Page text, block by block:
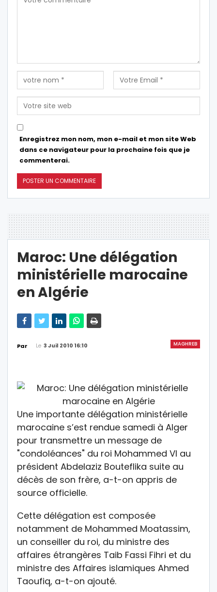
Enregistrez mon nom, mon e-mail et mon site Web
dans ce navigateur pour la prochaine fois que je
commenterai.
Maroc: Une délégation
ministérielle marocaine
en Algérie
MAGHREB
Par Le 3 Juil 2010 16:10
Une importante délégation ministérielle
marocaine s’est rendue samedi à Alger
pour transmettre un message de
"condoléances" du roi Mohammed VI au
président Abdelaziz Bouteflika suite au
décès de son frère, a-t-on appris de
source officielle.
Cette délégation est composée
notamment de Mohammed Moatassim,
un conseiller du roi, du ministre des
affaires étrangères Taib Fassi Fihri et du
ministre des Affaires islamiques Ahmed
Taoufiq, a-t-on ajouté.